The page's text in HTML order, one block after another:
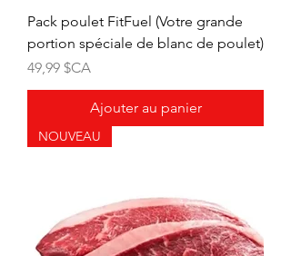
Pack poulet FitFuel (Votre grande
portion spéciale de blanc de poulet)
Prix
49,99 $CA
Ajouter au panier
NOUVEAU